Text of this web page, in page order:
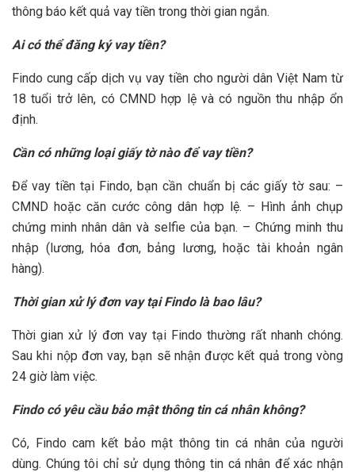
thông báo kết quả vay tiền trong thời gian ngắn.
Ai có thể đăng ký vay tiền?
Findo cung cấp dịch vụ vay tiền cho người dân Việt Nam từ
18 tuổi trở lên, có CMND hợp lệ và có nguồn thu nhập ổn
định.
Cần có những loại giấy tờ nào để vay tiền?
Để vay tiền tại Findo, bạn cần chuẩn bị các giấy tờ sau: –
CMND hoặc căn cước công dân hợp lệ. – Hình ảnh chụp
chứng minh nhân dân và selfie của bạn. – Chứng minh thu
nhập (lương, hóa đơn, bảng lương, hoặc tài khoản ngân
hàng).
Thời gian xử lý đơn vay tại Findo là bao lâu?
Thời gian xử lý đơn vay tại Findo thường rất nhanh chóng.
Sau khi nộp đơn vay, bạn sẽ nhận được kết quả trong vòng
24 giờ làm việc.
Findo có yêu cầu bảo mật thông tin cá nhân không?
Có, Findo cam kết bảo mật thông tin cá nhân của người
dùng. Chúng tôi chỉ sử dụng thông tin cá nhân để xác nhận